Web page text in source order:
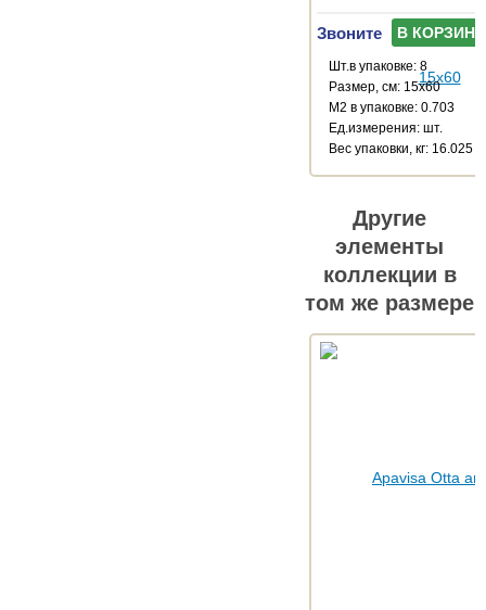
Звоните В КОРЗИНУ
Шт.в упаковке: 8
Размер, см: 15x60
М2 в упаковке: 0.703
Ед.измерения: шт.
Веc упаковки, кг: 16.025
Другие
элементы
коллекции в
том же размере